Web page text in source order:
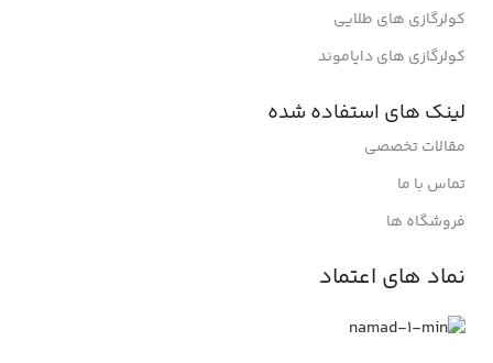
کولرگازی های طلایی
کولرگازی های دایاموند
لینک های استفاده شده
مقالات تخصصی
تماس با ما
فروشگاه ها
نماد های اعتماد